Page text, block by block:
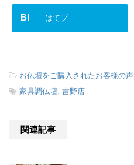
B! はてブ
-お仏壇をご購入されたお客様の声
-家具調仏壇 吉野店
関連記事